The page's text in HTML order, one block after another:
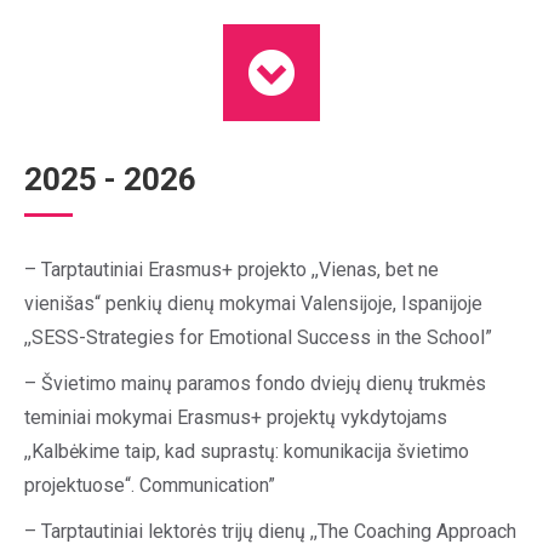
2025 - 2026
– Tarptautiniai Erasmus+ projekto ,,Vienas, bet ne
vienišas“ penkių dienų mokymai Valensijoje, Ispanijoje
,,SESS-Strategies for Emotional Success in the School”
– Švietimo mainų paramos fondo dviejų dienų trukmės
teminiai mokymai Erasmus+ projektų vykdytojams
,,Kalbėkime taip, kad suprastų: komunikacija švietimo
projektuose“. Communication”
– Tarptautiniai lektorės trijų dienų ,,The Coaching Approach